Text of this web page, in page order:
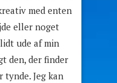
med enten
eller noget
ude af min
den, der finder
Jeg kan